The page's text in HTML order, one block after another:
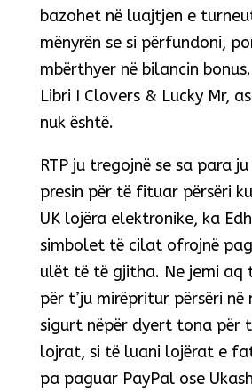
bazohet në luajtjen e
mënyrën se si përfundoni,
mbërthyer në bilancin
Libri I Clovers & Lucky Mr,
nuk është.
RTP ju tregojnë se sa para
presin për të fituar përsëri
UK lojëra elektronike, ka
simbolet të cilat ofrojnë
ulët të të gjitha. Ne jemi aq
për t’ju mirëpritur përsëri në
sigurt nëpër dyert tona për
lojrat, si të luani lojërat e
pa paguar PayPal ose